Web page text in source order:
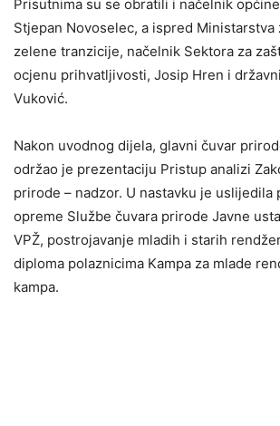
Prisutnima su se obratili i načelnik
Stjepan Novoselec, a ispred Ministarstva
zelene tranzicije, načelnik Sektora za
ocjenu prihvatljivosti, Josip Hren i
Vuković.
Nakon uvodnog dijela, glavni čuvar
održao je prezentaciju Pristup analizi
prirode – nadzor. U nastavku je uslijedila
opreme Službe čuvara prirode Javne
VPŽ, postrojavanje mladih i starih
diploma polaznicima Kampa za mlade
kampa.